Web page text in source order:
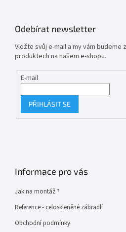
Odebírat newsletter
Vložte svůj e-mail a my vám budeme
produktech na našem e-shopu.
E-mail
PŘIHLÁSIT SE
Informace pro vás
Jak na montáž ?
Reference - celoskleněné zábradlí
Obchodní podmínky